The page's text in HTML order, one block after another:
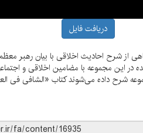
دریافت فایل
از شرح احادیث اخلاقی با بیان رهبر
این مجموعه با مضامین اخلاقی و
شرح داده می‌شوند کتاب «الشافی فی